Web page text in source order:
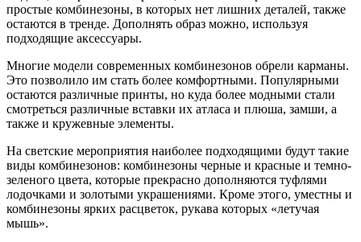
простые комбинезоны, в которых нет лишних деталей, также
остаются в тренде. Дополнять образ можно, используя
подходящие аксессуары.
Многие модели современных комбинезонов обрели карманы.
Это позволило им стать более комфортными. Популярными
остаются различные принты, но куда более модными стали
смотреться различные вставки их атласа и плюша, замши, а
также и кружевные элементы.
На светские мероприятия наиболее подходящими будут такие
виды комбинезонов: комбинезоны черные и красные и темно-
зеленого цвета, которые прекрасно дополняются туфлями
лодочками и золотыми украшениями. Кроме этого, уместны и
комбинезоны ярких расцветок, рукава которых «летучая
мышь».